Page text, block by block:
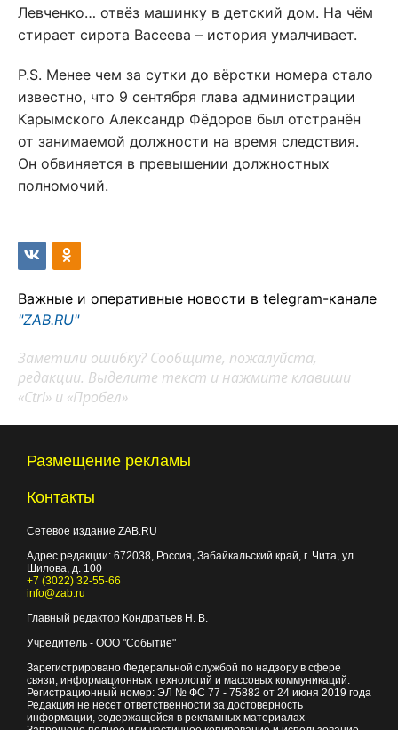
Левченко… отвёз машинку в детский дом. На чём
стирает сирота Васеева – история умалчивает.
P.S. Менее чем за сутки до вёрстки номера стало
известно, что 9 сентября глава администрации
Карымского Александр Фёдоров был отстранён
от занимаемой должности на время следствия.
Он обвиняется в превышении должностных
полномочий.
Важные и оперативные новости в telegram-канале
"ZAB.RU"
Заметили ошибку? Сообщите, пожалуйста,
редакции. Выделите текст и нажмите клавиши
«Ctrl» и «Пробел»
Размещение рекламы
Контакты
Сетевое издание ZAB.RU
Адрес редакции: 672038, Россия, Забайкальский край, г. Чита, ул.
Шилова, д. 100
+7 (3022) 32-55-66
info@zab.ru
Главный редактор Кондратьев Н. В.
Учредитель - ООО "Событие"
Зарегистрировано Федеральной службой по надзору в сфере
связи, информационных технологий и массовых коммуникаций.
Регистрационный номер: ЭЛ № ФС 77 - 75882 от 24 июня 2019 года
Редакция не несет ответственности за достоверность
информации, содержащейся в рекламных материалах